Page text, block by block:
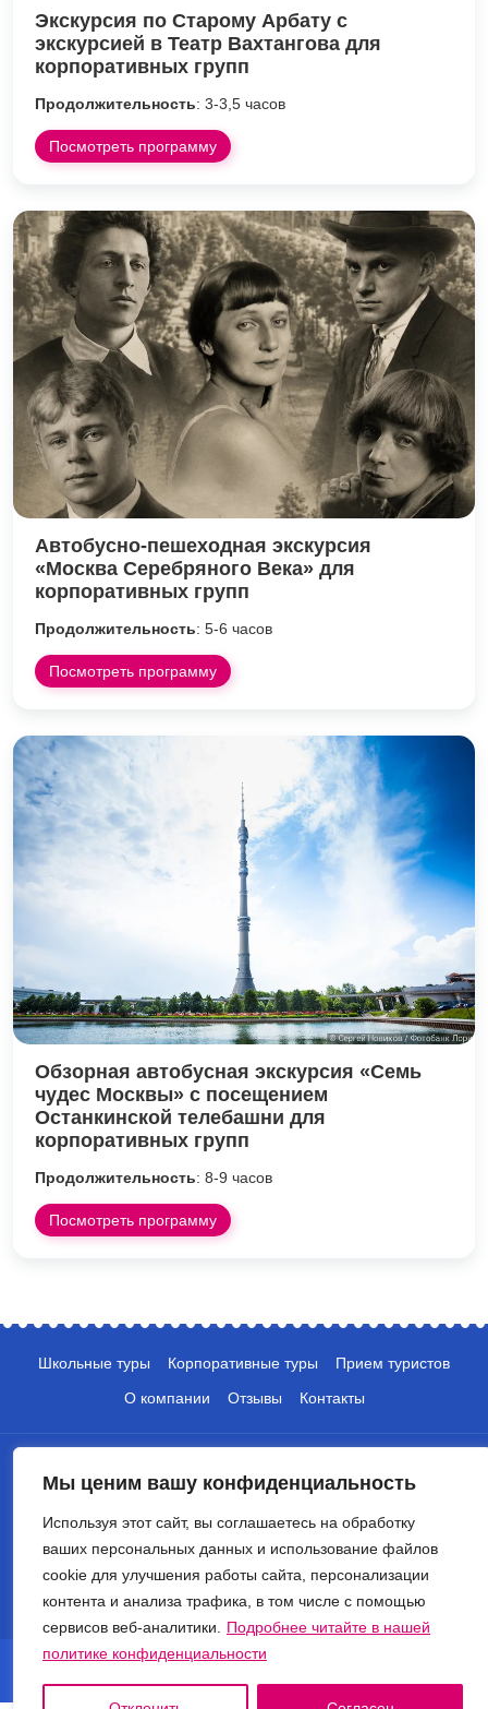
Мы ценим вашу конфиденциальность
Используя этот сайт, вы соглашаетесь на обработку
ваших персональных данных и использование файлов
cookie для улучшения работы сайта, персонализации
контента и анализа трафика, в том числе с помощью
сервисов веб-аналитики.
Подробнее читайте в нашей
политике конфиденциальности
Экскурсия по Старому Арбату с
экскурсией в Театр Вахтангова для
корпоративных групп
Продолжительность: 3-3,5 часов
Посмотреть программу
Автобусно-пешеходная экскурсия
«Москва Серебряного Века» для
корпоративных групп
Продолжительность: 5-6 часов
Посмотреть программу
Обзорная автобусная экскурсия «Семь
чудес Москвы» с посещением
Останкинской телебашни для
корпоративных групп
Продолжительность: 8-9 часов
Посмотреть программу
Школьные туры Корпоративные туры
Прием туристов
О компании
Отзывы Контакты
+7 (495) 135-10-05
info@crocus-travel.ru
© 2026 Туроператор Крокус. Все права защищены.
Политика обработки персональных данных